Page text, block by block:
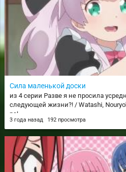
Сила маленькой доски
из 4 серии Разве я не просила
следующей жизни?! / Watashi,
ne!
3 года назад 192 просмотра